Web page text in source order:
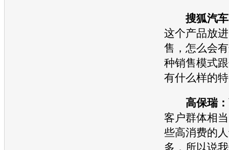
搜狐汽
这个产品放
售，怎么会
种销售模式
有什么样的
高保瑞：
客户群体相
些高消费的
多，所以说